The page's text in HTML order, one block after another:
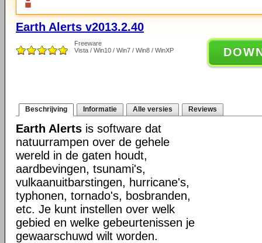
Earth Alerts v2013.2.40
Freeware
Vista / Win10 / Win7 / Win8 / WinXP
Beschrijving Informatie Alle versies Reviews
Earth Alerts is software dat
natuurrampen over de gehele
wereld in de gaten houdt,
aardbevingen, tsunami's,
vulkaanuitbarstingen, hurricane's,
typhonen, tornado's, bosbranden,
etc. Je kunt instellen over welk
gebied en welke gebeurtenissen je
gewaarschuwd wilt worden.